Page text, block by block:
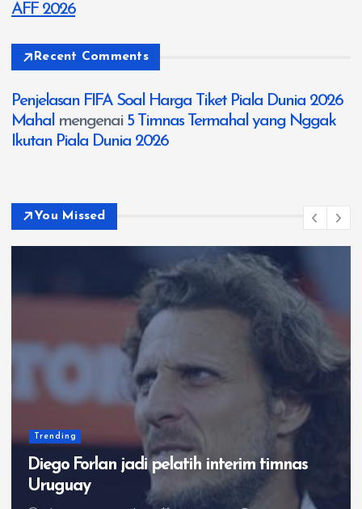
AFF 2026
Recent Comments
Penjelasan FIFA Soal Harga Tiket Piala Dunia 2026
Mahalmengenai 5 Timnas Termahal yang Nggak
Ikutan Piala Dunia 2026
You Missed
jadi pelatih interim timnas
3